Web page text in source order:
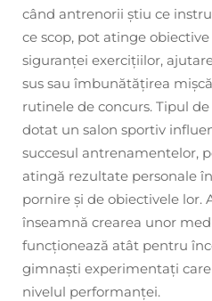
când antrenorii știu ce
ce scop, pot atinge
siguranței exercițiilor,
sus sau îmbunătățirea
rutinele de concurs. Tipul
dotat un salon sportiv
succesul antrenamentelor,
atingă rezultate personale
pornire și de obiectivele lor.
înseamnă crearea unor
funcționează atât pentru
gimnaști experimentați care
nivelul performanței.